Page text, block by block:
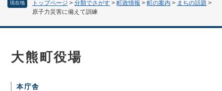
現在地 トップページ > 分類でさがす > 町政情報 > 町の案内 > まちの話題 >
原子力災害に備えて訓練
大熊町役場
本庁舎